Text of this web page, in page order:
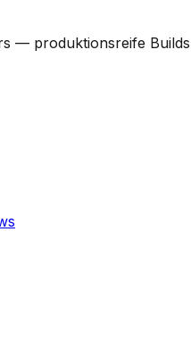
— produktionsreife